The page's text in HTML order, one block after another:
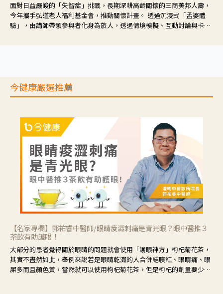
面對日益嚴峻的「失智症」挑戰，長期深耕高齡關懷的三商美邦人壽，
今年攜手弘道老人福利基金會，推動關懷計畫。 透過沉浸式「孟婆體
驗」，由講師帶領參與者化身為旅人，透過情境模擬、互動討論與卡牌
今健康嚴選推薦
【名家專欄】郭祐睿中醫師/眼睛痠澀刺痛是青光眼？眼中醫推３
茶飲有助護眼！
大部分的患者覺得關於眼睛的問題就會使用「護眼神方」枸杞菊花茶，
其實不盡然如此，舉例來說若是眼睛乾澀的人合併結膜紅、眼睛痛、眼
屎多而且顏色黃，當然就可以使用枸杞菊花茶，但是枸杞的劑量要少，